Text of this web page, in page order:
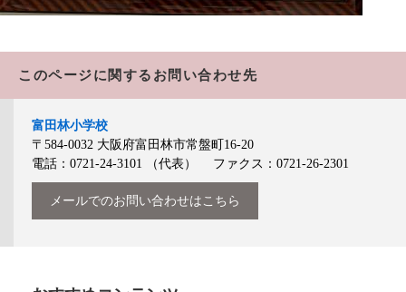
このページに関するお問い合わせ先
富田林小学校
〒584-0032 大阪府富田林市常盤町16-20
電話：0721-24-3101
（代表） ファクス：0721-26-2301
メールでのお問い合わせはこちら